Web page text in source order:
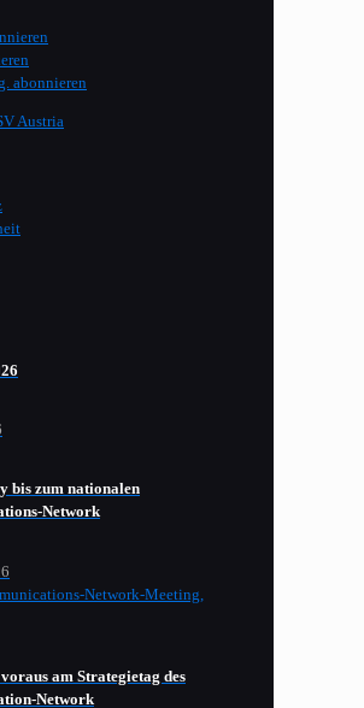
abonnieren
bis zum nationalen
Network
am Strategietag des
Network